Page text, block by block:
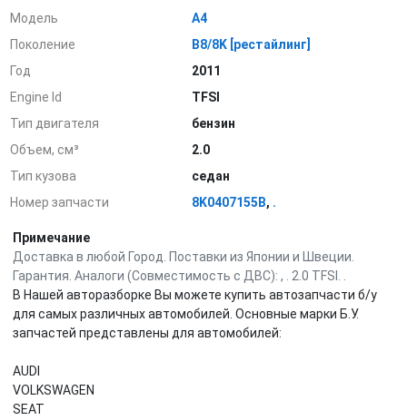
Модель
A4
Поколение
B8/8K [рестайлинг]
Год
2011
Engine Id
TFSI
Тип двигателя
бензин
Объем, см³
2.0
Тип кузова
седан
Номер запчасти
8K0407155B, .
Примечание
Доставка в любой Город. Поставки из Японии и Швеции.
Гарантия. Аналоги (Совместимость с ДВС): , . 2.0 TFSI. .
В Нашей авторазборке Вы можете купить автозапчасти б/у
для самых различных автомобилей. Основные марки Б.У.
запчастей представлены для автомобилей:
AUDI
VOLKSWAGEN
SEAT